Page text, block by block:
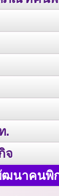
.
จ
นาคนพิ